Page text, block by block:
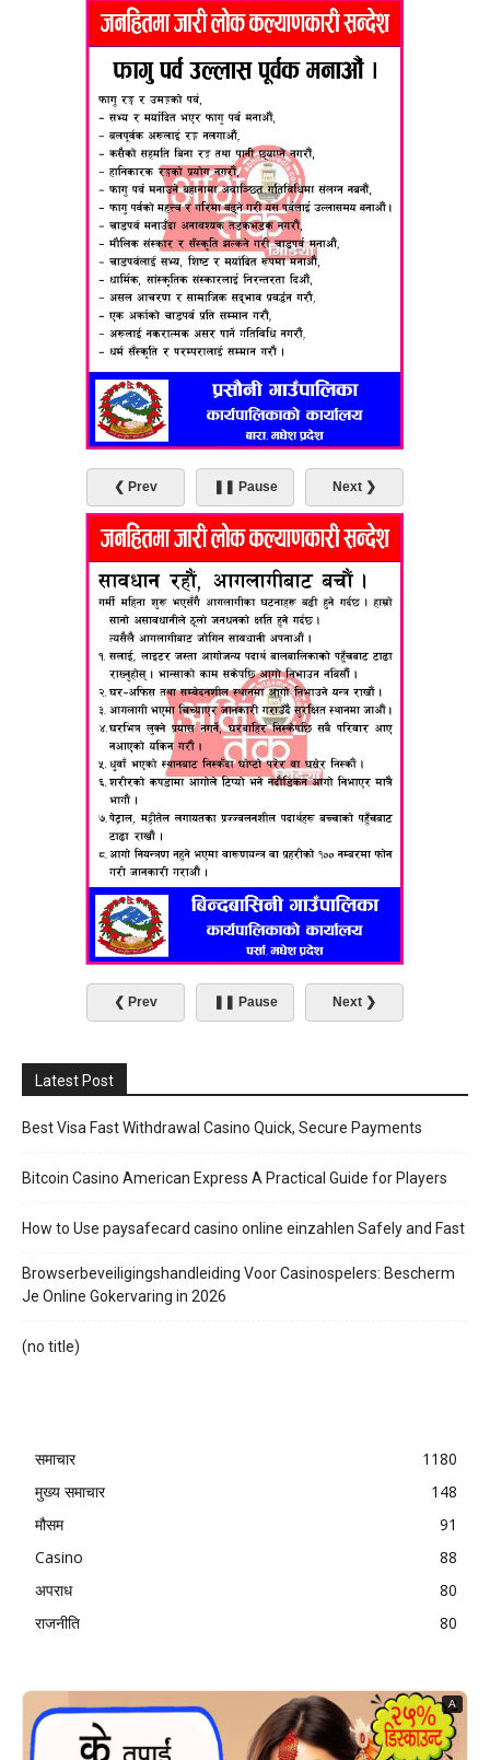
❮ Prev ❚❚ Pause Next ❯
❮ Prev ❚❚ Pause Next ❯
Latest Post
Best Visa Fast Withdrawal Casino Quick, Secure Payments
Bitcoin Casino American Express A Practical Guide for Players
How to Use paysafecard casino online einzahlen Safely and Fast
Browserbeveiligingshandleiding Voor Casinospelers: Bescherm
Je Online Gokervaring in 2026
(no title)
समाचार
1180
मुख्य समाचार
148
मौसम
91
Casino
88
अपराध
80
राजनीति
80
A